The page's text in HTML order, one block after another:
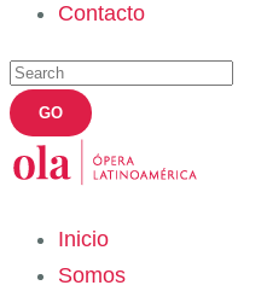
Contacto
Inicio
Somos